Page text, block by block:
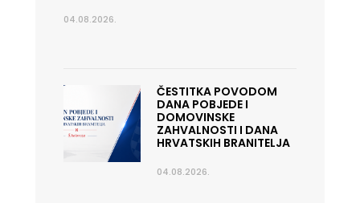
04.08.2026.
ČESTITKA POVODOM
DANA POBJEDE I
DOMOVINSKE
ZAHVALNOSTI I DANA
HRVATSKIH BRANITELJA
04.08.2026.